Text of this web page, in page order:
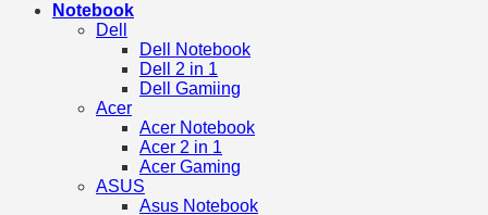
Notebook
Dell
Dell Notebook
Dell 2 in 1
Dell Gamiing
Acer
Acer Notebook
Acer 2 in 1
Acer Gaming
ASUS
Asus Notebook